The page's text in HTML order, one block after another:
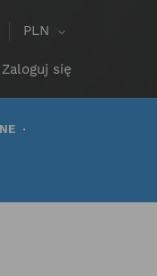
PLN
Zaloguj się